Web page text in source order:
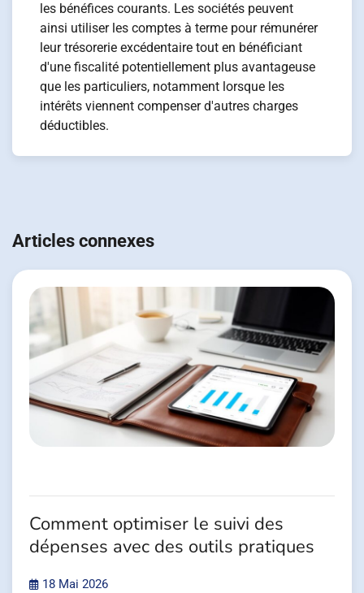
les bénéfices courants. Les sociétés peuvent
ainsi utiliser les comptes à terme pour rémunérer
leur trésorerie excédentaire tout en bénéficiant
d'une fiscalité potentiellement plus avantageuse
que les particuliers, notamment lorsque les
intérêts viennent compenser d'autres charges
déductibles.
de
Articles connexes
Comment optimiser le suivi des
dépenses avec des outils pratiques
18 Mai 2026